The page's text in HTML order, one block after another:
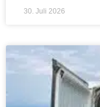
30. Juli 2026